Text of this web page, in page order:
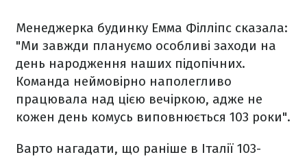
Менеджерка будинку Емма Філліпс сказала:
"Ми завжди плануємо особливі заходи на
день народження наших підопічних.
Команда неймовірно наполегливо
працювала над цією вечіркою, адже не
кожен день комусь виповнюється 103 роки".
Варто нагадати, що раніше в Італії 103-